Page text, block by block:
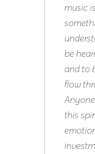
music
be
and to
flow
this